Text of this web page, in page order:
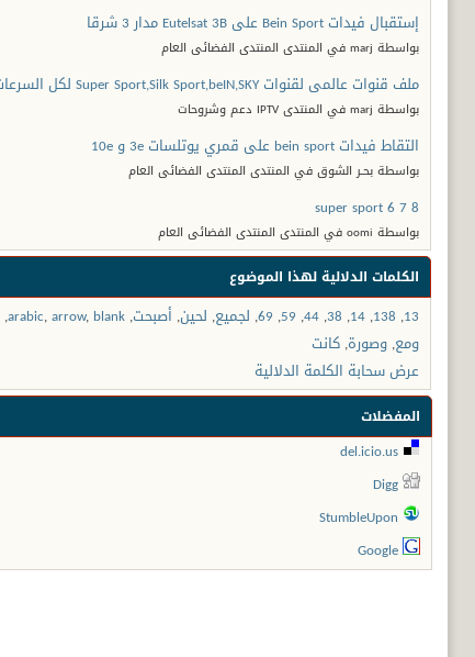
إستقبال فيدات Bein Sport على Eutelsat 3B مدار 3 شرقا
بواسطة marj في المنتدى المنتدى الفضائى العام
ملف قنوات عالمى لقنوات Super Sport,Silk Sport,beIN,SKY لكل السرعات 15/4/2015
بواسطة marj في المنتدى IPTV دعم وشروحات
التقاط فيدات bein sport على قمري يوتلسات 3e و 10e
بواسطة بحـر الشوق في المنتدى المنتدى الفضائى العام
super sport 6 7 8
بواسطة oomi في المنتدى المنتدى الفضائى العام
الكلمات الدلالية لهذا الموضوع
13
,
138
,
14
,
38
,
44
,
59
,
69
, لجميع, لحين, أصبحت,
arabic,arrow, blank
,
ومع, وصورة, كانت
عرض سحابة الكلمة الدلالية
المفضلات
del.icio.us
Digg
StumbleUpon
Google